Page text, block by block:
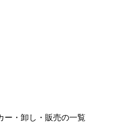
ー・卸し・販売の一覧